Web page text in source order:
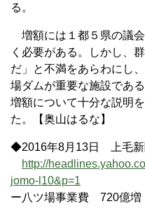
る。
増額には１都５県の議
く必要がある。しかし、
だ」と不満をあらわにし
場ダムが重要な施設であ
増額について十分な説明
た。【奥山はるな】
◆2016年8月13日 上毛新
http://
jomo-l10&p=1
ー八ツ場事業費 720億